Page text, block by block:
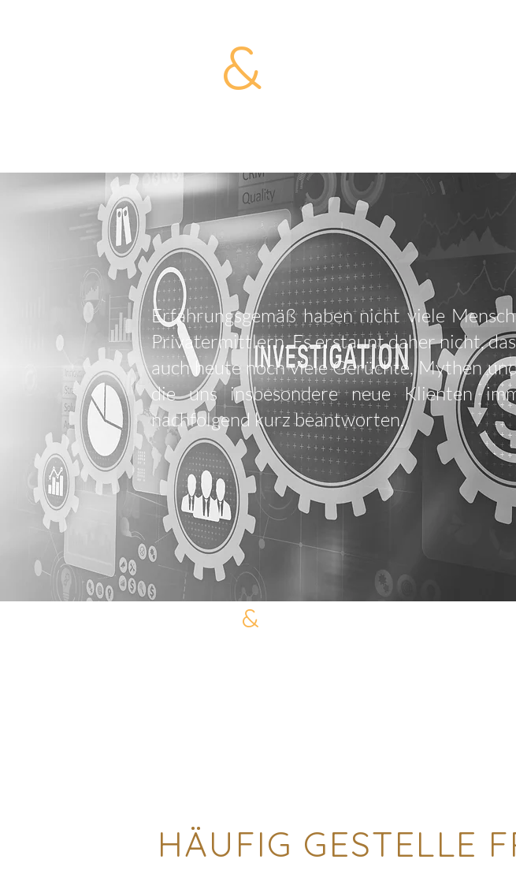
LEHR PARTNER
&
Erfahrungsgemäß haben nicht viele
Privatermittlern. Es erstaunt daher nicht,
auch heute noch viele Gerüchte, Mythen
die uns insbesondere neue Klienten
nachfolgend kurz beantworten.
&
HÄUFIG GESTELLE